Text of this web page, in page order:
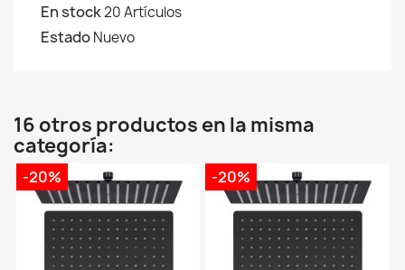
En stock20 Artículos
EstadoNuevo
16 otros productos en la misma
categoría:
-20% -20%